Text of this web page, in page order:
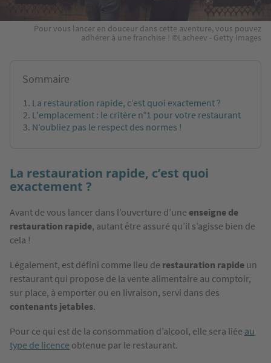
Pour vous lancer en douceur dans cette aventure, vous pouvez
adhérer à une franchise ! ©Lacheev - Getty Images
Sommaire
La restauration rapide, c’est quoi exactement ?
L'emplacement : le critère n°1 pour votre restaurant
N’oubliez pas le respect des normes !
La restauration rapide, c’est quoi
exactement ?
Avant de vous lancer dans l’ouverture d’une enseigne de
restauration rapide, autant être assuré qu’il s’agisse bien de
cela !
Légalement, est défini comme lieu de restauration rapide un
restaurant qui propose de la vente alimentaire au comptoir,
sur place, à emporter ou en livraison, servi dans des
contenants jetables.
Pour ce qui est de la consommation d’alcool, elle sera liée au
type de licence obtenue par le restaurant.